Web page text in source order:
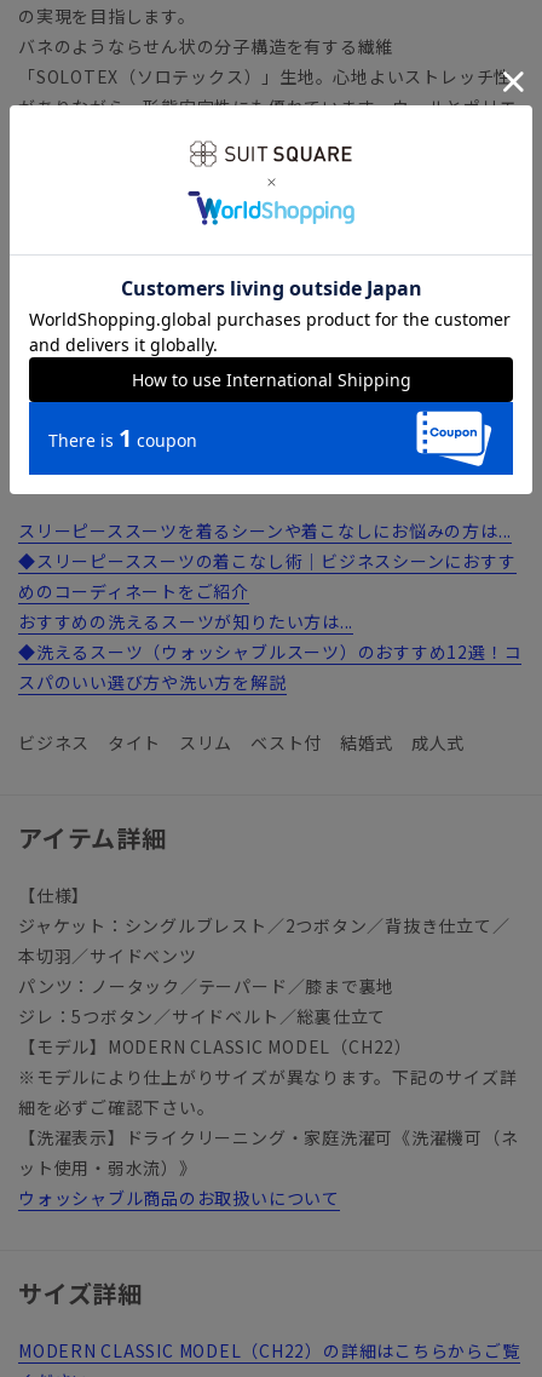
の実現を目指します。
バネのようならせん状の分子構造を有する繊維
「SOLOTEX（ソロテックス）」生地。心地よいストレッチ性
がありながら、形態安定性にも優れています。ウールとポリエ
ステルをバランスよく配合することで高級感を保ちながら耐久
性も実現。さらっと滑らかなツイル生地は、幅広いシーズンに
【機能】
ウォッシャブル／汚れてもご家庭で簡単にお洗濯が可能です。
【ショップインブランド】 COMMUTECH（コミューテッ
多様性や利便性（機能・ファッション性）、テレワークなど
様々な切り口へフォーカスしたオフィススタイルコンテンツで
す。
スリーピーススーツを着るシーンや着こなしにお悩みの方は...
◆スリーピーススーツの着こなし術｜ビジネスシーンにおすす
めのコーディネートをご紹介
おすすめの洗えるスーツが知りたい方は...
◆洗えるスーツ（ウォッシャブルスーツ）のおすすめ12選！コ
スパのいい選び方や洗い方を解説
ビジネス タイト スリム ベスト付 結婚式 成人式
アイテム詳細
【仕様】
ジャケット：シングルブレスト／2つボタン／背抜き仕立て／
本切羽／サイドベンツ
パンツ：ノータック／テーパード／膝まで裏地
ジレ：5つボタン／サイドベルト／総裏仕立て
【モデル】MODERN CLASSIC MODEL（CH22）
※モデルにより仕上がりサイズが異なります。下記のサイズ詳
細を必ずご確認下さい。
【洗濯表示】ドライクリーニング・家庭洗濯可《洗濯機可（ネ
ット使用・弱水流）》
ウォッシャブル商品のお取扱いについて
サイズ詳細
MODERN CLASSIC MODEL（CH22）の詳細はこちらからご覧